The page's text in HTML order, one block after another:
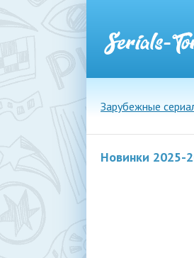
Зарубежные
Новинки 2025-